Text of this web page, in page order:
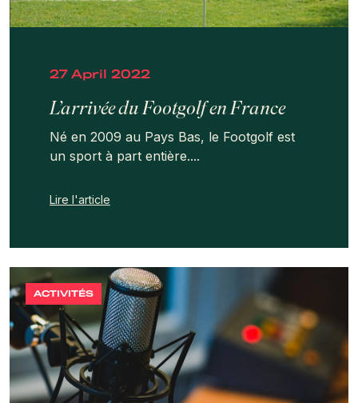
27 April 2022
L’arrivée du Footgolf en France
Né en 2009 au Pays Bas, le Footgolf est
un sport à part entière....
Lire l'article
ACTIVITÉS